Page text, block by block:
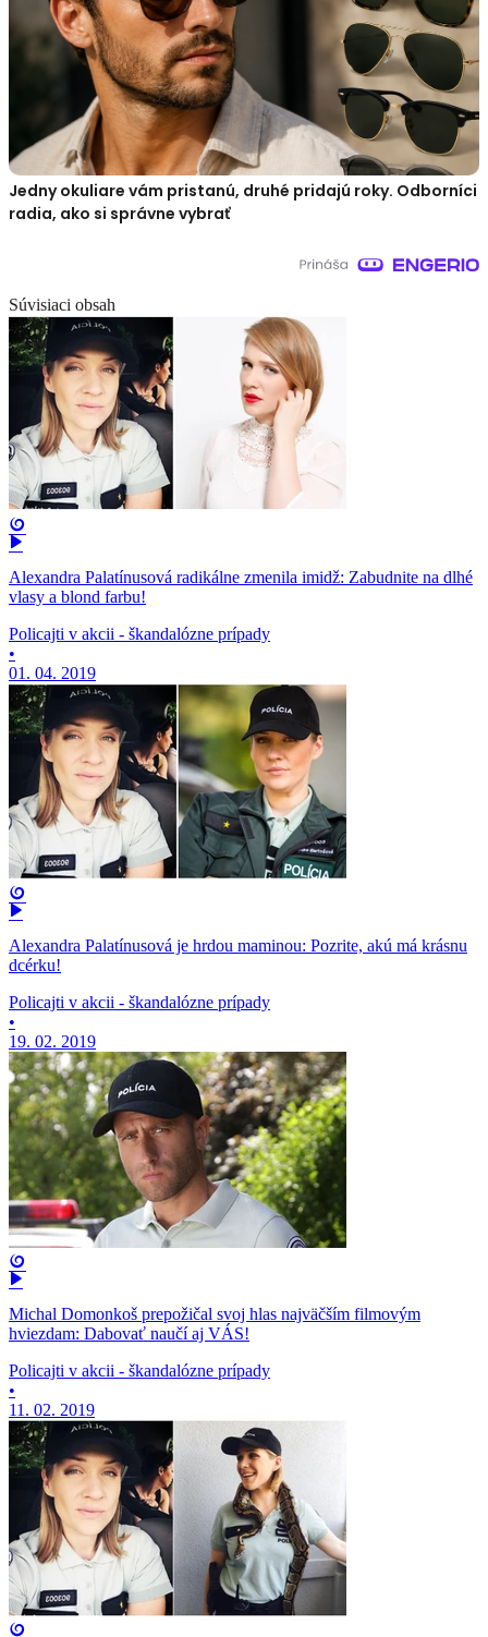
Jedny okuliare vám pristanú, druhé pridajú roky. Odborníci
radia, ako si správne vybrať
Súvisiaci obsah
Alexandra Palatínusová radikálne zmenila imidž: Zabudnite na dlhé
vlasy a blond farbu!
Policajti v akcii - škandalózne prípady
•
01. 04. 2019
Alexandra Palatínusová je hrdou maminou: Pozrite, akú má krásnu
dcérku!
Policajti v akcii - škandalózne prípady
•
19. 02. 2019
Michal Domonkoš prepožičal svoj hlas najväčším filmovým
hviezdam: Dabovať naučí aj VÁS!
Policajti v akcii - škandalózne prípady
•
11. 02. 2019